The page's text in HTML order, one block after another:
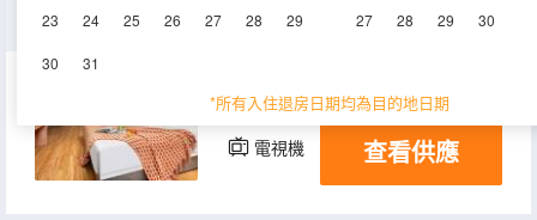
23 24 25 26 27 28 29
30 31
27 28 29 30
*所有入住退房日期均為目的地日期
豪華大床房（零壓床墊）
25-30㎡ 3層 空調
電視機 查看供應